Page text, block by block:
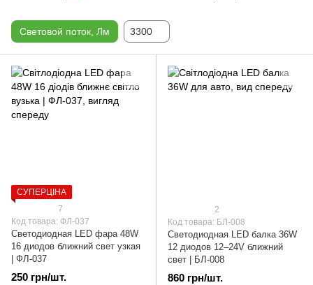
Световой поток, Лм 3300
СУПЕРЦІНА
7
Код товара: ФЛ-037
Светодиодная LED фара 48W
16 диодов ближний свет узкая
| ФЛ-037
250 грн/шт.
2
Код товара: БЛ-008
Светодиодная LED балка 36W
12 диодов 12–24V ближний
свет | БЛ-008
860 грн/шт.